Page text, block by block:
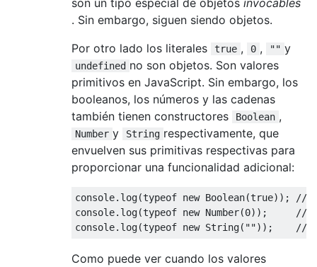
. Sin embargo, siguen siendo objetos.
Por otro lado los literales
true , 0 , "" y
undefined no son objetos. Son valores
primitivos en JavaScript. Sin embargo, los
booleanos, los números y las cadenas
también tienen constructores
Boolean ,
Number y String respectivamente, que
envuelven sus primitivas respectivas para
proporcionar una funcionalidad adicional:
console. log(typeof new Boolean(true));
//
console. log(typeof new Number(0));
//
console. log(typeof new String( "")); //
Como puede ver cuando los valores